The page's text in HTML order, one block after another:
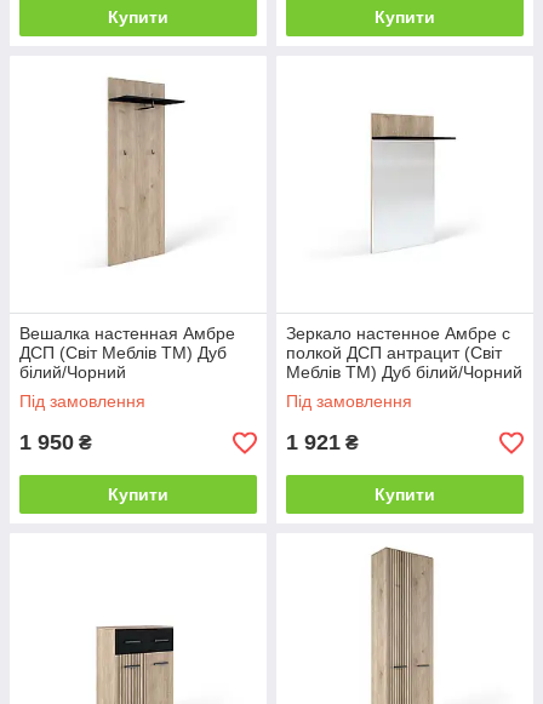
Купити Купити
Вешалка настенная Амбре
ДСП (Світ Меблів TM) Дуб
білий/Чорний
Під замовлення
1 950 ₴
Купити
Зеркало настенное Амбре с
полкой ДСП антрацит (Світ
Меблів TM) Дуб білий/Чорний
Під замовлення
1 921 ₴
Купити